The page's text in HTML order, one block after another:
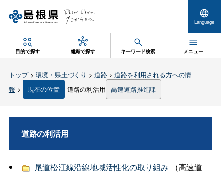
Language
目的で探す 組織で探す キーワード検索 メニュー
トップ> 環境・県土づくり > 道路> 道路を利用される方への情
報 > 現在の位置 道路の利活用 高速道路推進課
道路の利活用
尾道松江線沿線地域活性化の取り組み （高速道